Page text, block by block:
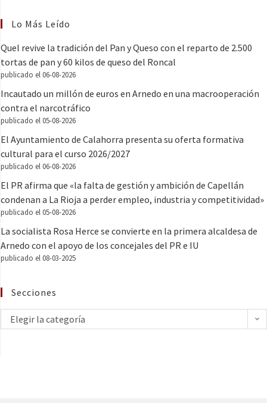
Lo Más Leído
Quel revive la tradición del Pan y Queso con el reparto de 2.500
tortas de pan y 60 kilos de queso del Roncal
publicado el 06-08-2026
Incautado un millón de euros en Arnedo en una macrooperación
contra el narcotráfico
publicado el 05-08-2026
El Ayuntamiento de Calahorra presenta su oferta formativa
cultural para el curso 2026/2027
publicado el 06-08-2026
El PR afirma que «la falta de gestión y ambición de Capellán
condenan a La Rioja a perder empleo, industria y competitividad»
publicado el 05-08-2026
La socialista Rosa Herce se convierte en la primera alcaldesa de
Arnedo con el apoyo de los concejales del PR e IU
publicado el 08-03-2025
Secciones
Elegir la categoría